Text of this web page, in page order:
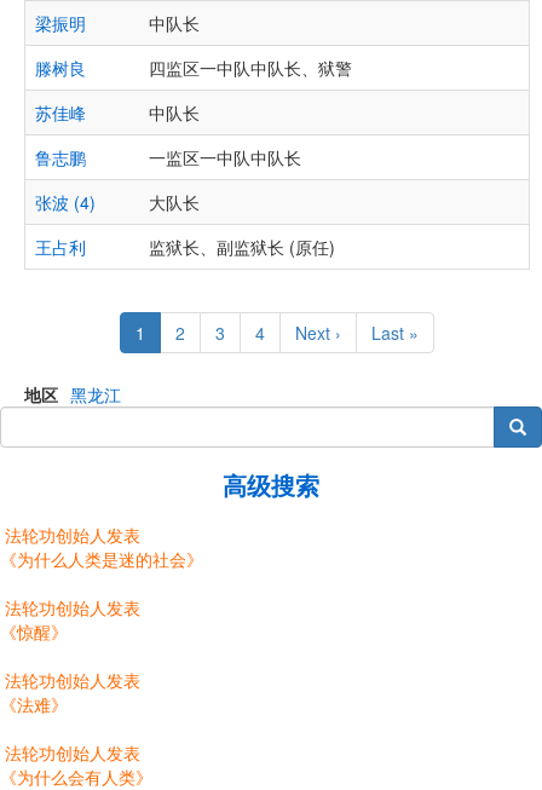
梁振明
中队长
滕树良
四监区一中队中队长、狱警
苏佳峰
中队长
鲁志鹏
一监区一中队中队长
张波 (4)
大队长
王占利
监狱长、副监狱长 (原任)
Pagination
Current
page
1 Page
2 Page
3 Page
4
Next
page
Next ›
Last
page
Last »
地区 黑龙江
搜索
高级搜索
法轮功创始人发表
《为什么人类是迷的社会》
法轮功创始人发表
《惊醒》
法轮功创始人发表
《法难》
法轮功创始人发表
《为什么会有人类》